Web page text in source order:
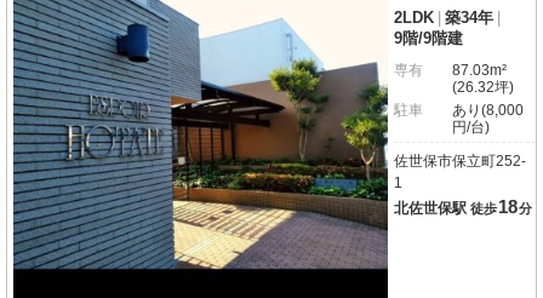
2LDK 築34年
9階/9階建
専有
87.03m²
(26.32坪)
駐車
あり(8,000
円/台)
佐世保市保立町252-
1
北佐世保駅 徒歩18分